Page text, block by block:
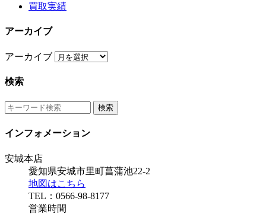
買取実績
アーカイブ
アーカイブ
検索
インフォメーション
安城本店
愛知県安城市里町菖蒲池22-2
地図はこちら
TEL：0566-98-8177
営業時間